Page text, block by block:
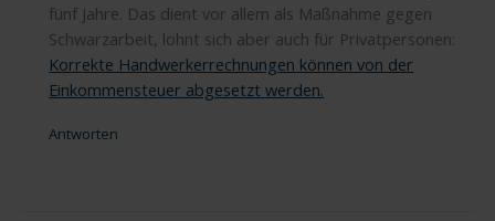
fünf Jahre. Das dient vor allem als Maßnahme gegen
Schwarzarbeit, lohnt sich aber auch für Privatpersonen:
Korrekte Handwerkerrechnungen können von der
Einkommensteuer abgesetzt werden.
Antworten